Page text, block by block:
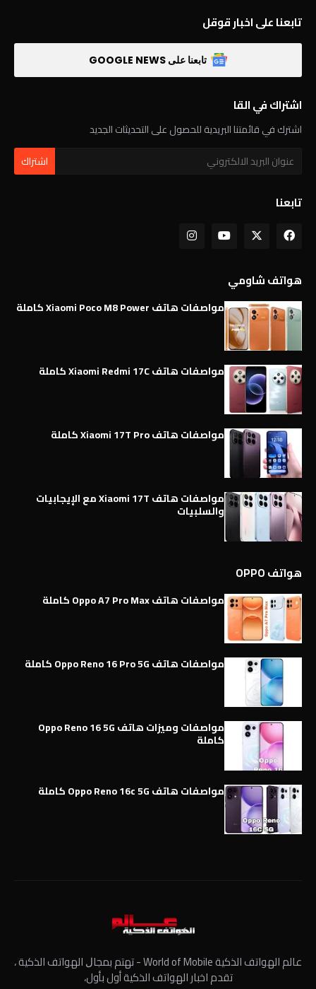
تابعنا على اخبار قوقل
تابعنا على GOOGLE NEWS
اشتراك في القا
اشترك في قائمتنا البريدية للحصول على التحديثات الجديد
تابعنا
هواتف شاومي
مواصفات هاتف Xiaomi Poco M8 Power كاملة
مواصفات هاتف Xiaomi Redmi 17C كاملة
مواصفات هاتف Xiaomi 17T Pro كاملة
مواصفات هاتف Xiaomi 17T مع الإيجابيات
والسلبيات
هواتف OPPO
مواصفات هاتف Oppo A7 Pro Max كاملة
مواصفات هاتف Oppo Reno 16 Pro 5G كاملة
مواصفات وميزات هاتف Oppo Reno 16 5G
كاملة
مواصفات هاتف Oppo Reno 16c 5G كاملة
عالم الهواتف الذكية World of Mobile - ﺗﻬﺘﻢ ﺑﻤﺠﺎﻝ الهواتف الذكية ،
تقدم اخبار الهواتف الذكية أول بأول،